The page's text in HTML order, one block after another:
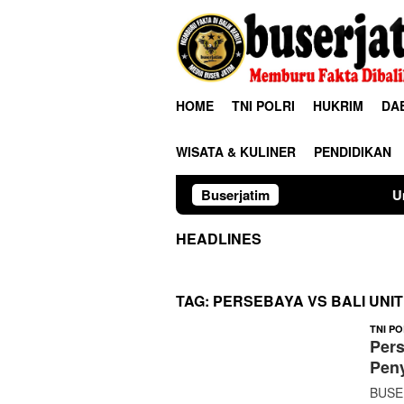
HOME TNI POLRI HUKRIM
WISATA & KULINER PENDIDIKAN
Buserjatim Universitas
HEADLINES
TAG: PERSEBAYA VS BALI
TNI